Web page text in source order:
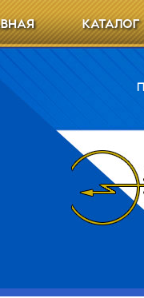
КАТАЛОГ